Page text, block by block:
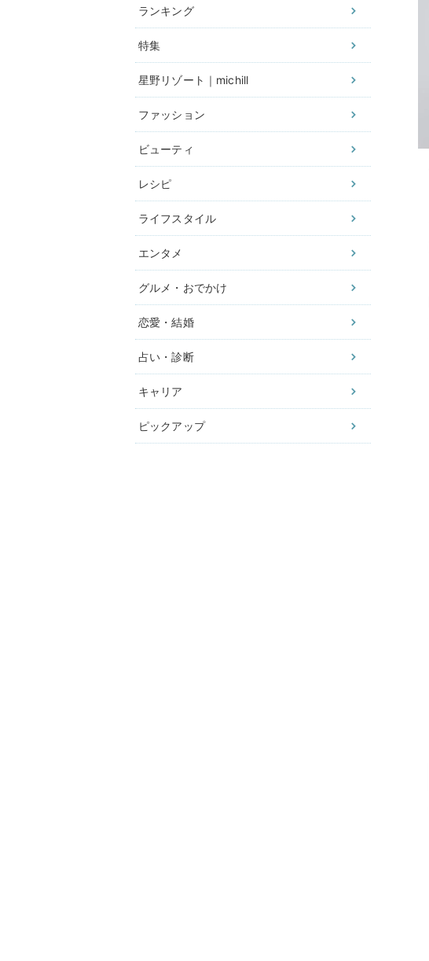
ランキング
特集
星野リゾート｜michill
ファッション
ビューティ
レシピ
ライフスタイル
エンタメ
グルメ・おでかけ
恋愛・結婚
占い・診断
キャリア
ピックアップ